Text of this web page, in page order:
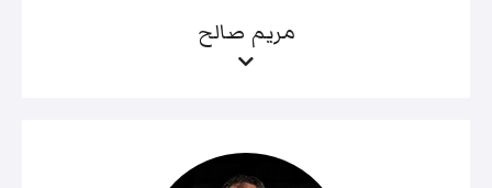
مريم صالح